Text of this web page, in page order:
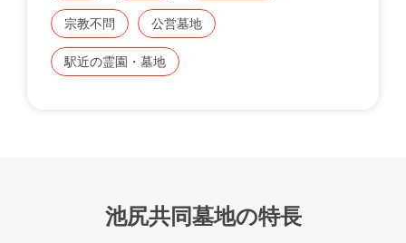
宗教不問 公営墓地
駅近の霊園・墓地
池尻共同墓地の特長